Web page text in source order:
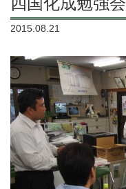
2015.08.21